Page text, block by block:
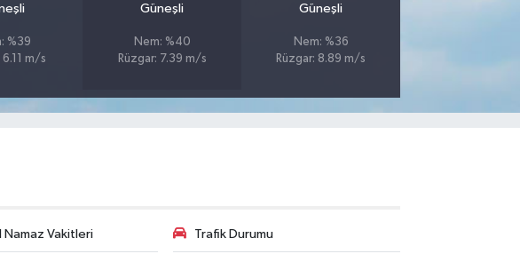
%39
6.11 m/s
Güneşli
Nem: %40
Rüzgar: 7.39 m/s
Güneşli
Nem: %36
Rüzgar: 8.89 m/s
Namaz Vakitleri Trafik Durumu